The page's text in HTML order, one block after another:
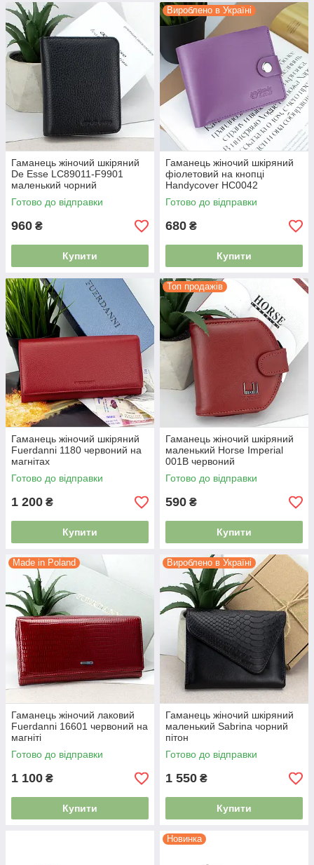
Гаманець жіночий шкіряний
De Esse LC89011-F9901
маленький чорний
Готово до відправки
960 ₴
Купити
Вироблено в Україні
Гаманець жіночий шкіряний
фіолетовий на кнопці
Handycover HC0042
Готово до відправки
680 ₴
Купити
Гаманець жіночий шкіряний
Fuerdanni 1180 червоний на
магнітах
Готово до відправки
1 200 ₴
Купити
Топ продажів
Гаманець жіночий шкіряний
маленький Horse Imperial
001B червоний
Готово до відправки
590 ₴
Купити
Made in Poland
Гаманець жіночий лаковий
Fuerdanni 16601 червоний на
магніті
Готово до відправки
1 100 ₴
Купити
Вироблено в Україні
Гаманець жіночий шкіряний
маленький Sabrina чорний
пітон
Готово до відправки
1 550 ₴
Купити
Новинка